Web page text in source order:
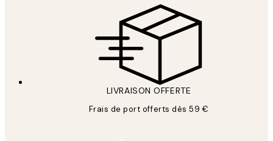
LIVRAISON OFFERTE
Frais de port offerts dès 59 €